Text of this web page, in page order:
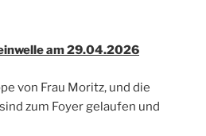
am 29.04.2026
von Frau Moritz, und die
zum Foyer gelaufen und